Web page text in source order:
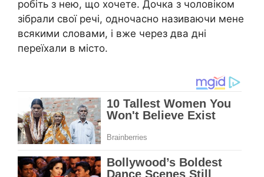
робіть з нею, що хочете. Дочка з чоловіком
зібрали свої речі, одночасно називаючи мене
всякими словами, і вже через два дні
переїхали в місто.